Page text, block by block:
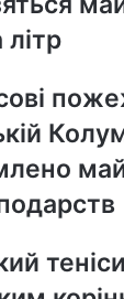
літр